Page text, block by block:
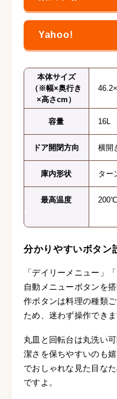
本体サイズ
（※幅×奥行き
×高さcm）
容量 16L
ドア開閉方向 横開
庫内形状 ター
最高温度 200℃
分かりやすいボタン
「デイリーメニュー」
自動メニューボタンを
作ボタンは料理の種類
ため、迷わず操作できま
丸皿と回転台は丸洗い
潔さを保ちやすいのも
でおしゃれな見た目な
ですよ。